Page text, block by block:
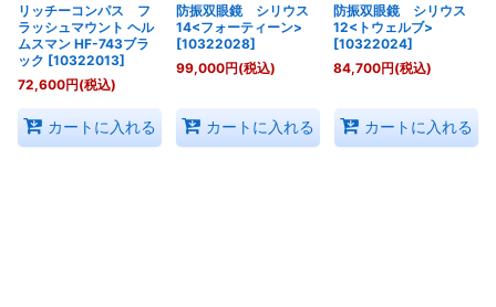
リッチーコンパス フ
ラッシュマウント ヘル
ムスマン HF-743ブラ
ック [10322013]
72,600円(税込)
カートに入れる
防振双眼鏡 シリウス
14<フォーティーン>
[10322028]
99,000円(税込)
カートに入れる
防振双眼鏡 シリウス
12<トウェルブ>
[10322024]
84,700円(税込)
カートに入れる